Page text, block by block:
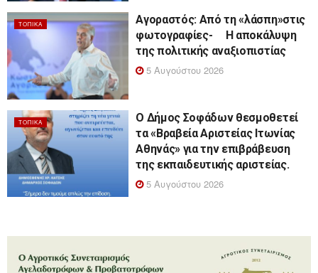
ΤΟΠΙΚΆ
Αγοραστός: Από τη «λάσπη»στις
φωτογραφίες- Η αποκάλυψη
της πολιτικής αναξιοπιστίας
5 Αυγούστου 2026
ΤΟΠΙΚΆ
Ο Δήμος Σοφάδων θεσμοθετεί
τα «Βραβεία Αριστείας Ιτωνίας
Αθηνάς» για την επιβράβευση
της εκπαιδευτικής αριστείας.
5 Αυγούστου 2026